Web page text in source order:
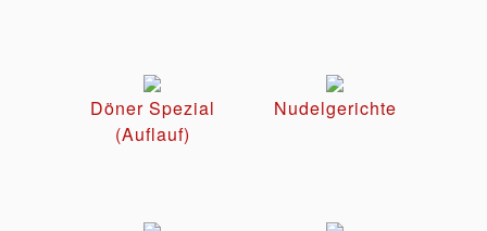
Döner Spezial
(Auflauf)
Nudelgerichte